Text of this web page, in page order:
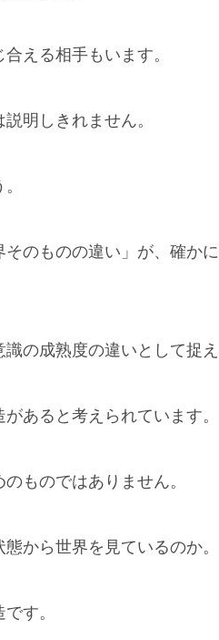
える相手もいます。
明しきれません。
のものの違い」が、確か
の成熟度の違いとして捉え
あると考えられています。
ものではありません。
から世界を見ているのか。
す。